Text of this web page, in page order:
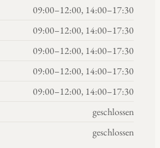
09:00–12:00, 14:00–17:30
09:00–12:00, 14:00–17:30
09:00–12:00, 14:00–17:30
09:00–12:00, 14:00–17:30
09:00–12:00, 14:00–17:30
geschlossen
geschlossen